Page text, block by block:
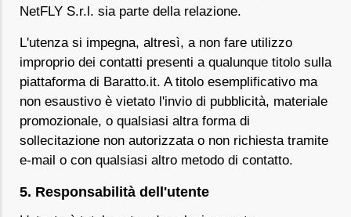
NetFLY S.r.l. sia parte della relazione.
L'utenza si impegna, altresì, a non fare utilizzo
improprio dei contatti presenti a qualunque titolo sulla
piattaforma di Baratto.it. A titolo esemplificativo ma
non esaustivo è vietato l'invio di pubblicità, materiale
promozionale, o qualsiasi altra forma di
sollecitazione non autorizzata o non richiesta tramite
e-mail o con qualsiasi altro metodo di contatto.
5. Responsabilità dell'utente